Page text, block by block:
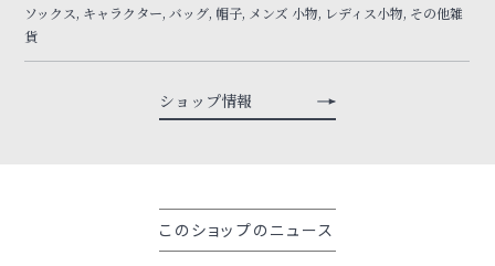
ソックス, キャラクター, バッグ, 帽子, メンズ 小物, レディス小物, その他雑
貨
ショップ情報
このショップのニュース